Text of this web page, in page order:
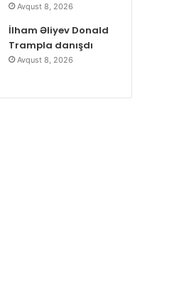
Avqust 8, 2026
İlham Əliyev Donald
Trampla danışdı
Avqust 8, 2026